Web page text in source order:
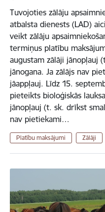
Tuvojoties zālāju
atbalsta dienests (LAD)
veikt zālāju
termiņus platību
augustam zālāji jānopļauj
jānogana. Ja zālājs nav
jāappļauj. Līdz 15.
pieteikts bioloģiskās
jānopļauj (t. sk. drīkst
nav pietiekami…
Platību maksājumi Zālāji